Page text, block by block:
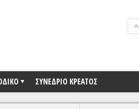
ΣΥΝΕΔΡΙΟ ΚΡΕΑΤΟΣ